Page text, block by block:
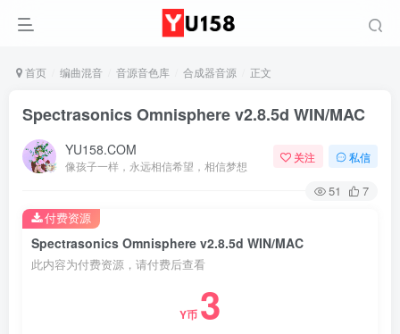
首页 编曲混音 音源音色库 合成器音源 正文
Spectrasonics Omnisphere v2.8.5d WIN/MAC
YU158.COM
像孩子一样，永远相信希望，相信梦想
关注 私信
51 7
Spectrasonics Omnisphere v2.8.5d WIN/MAC
此内容为付费资源，请付费后查看
Y币 3
付费资源